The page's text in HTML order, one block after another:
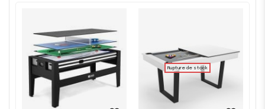
Rupture de stock